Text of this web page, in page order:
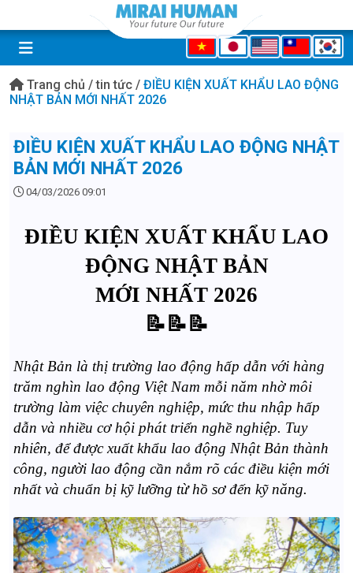
Trang chủ / tin tức / ĐIỀU KIỆN XUẤT KHẨU LAO ĐỘNG
NHẬT BẢN MỚI NHẤT 2026
ĐIỀU KIỆN XUẤT KHẨU LAO ĐỘNG NHẬT
BẢN MỚI NHẤT 2026
04/03/2026 09:01
ĐIỀU KIỆN XUẤT KHẨU LAO
ĐỘNG NHẬT BẢN
MỚI NHẤT 2026
📝📝📝
Nhật Bản là thị trường lao động hấp dẫn với hàng
trăm nghìn lao động Việt Nam mỗi năm nhờ môi
trường làm việc chuyên nghiệp, mức thu nhập hấp
dẫn và nhiều cơ hội phát triển nghề nghiệp. Tuy
nhiên, để được xuất khẩu lao động Nhật Bản thành
công, người lao động cần nắm rõ các điều kiện mới
nhất và chuẩn bị kỹ lưỡng từ hồ sơ đến kỹ năng.